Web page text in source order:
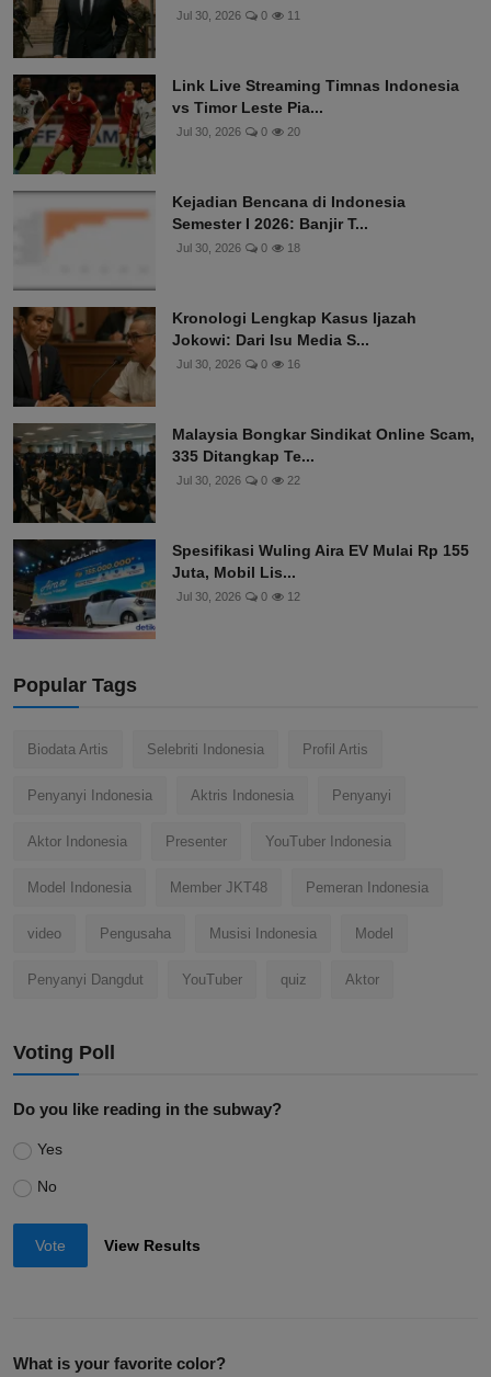
Jul 30, 2026 0 11
Link Live Streaming Timnas Indonesia
vs Timor Leste Pia...
Jul 30, 2026 0 20
Kejadian Bencana di Indonesia
Semester I 2026: Banjir T...
Jul 30, 2026 0 18
Kronologi Lengkap Kasus Ijazah
Jokowi: Dari Isu Media S...
Jul 30, 2026 0 16
Malaysia Bongkar Sindikat Online Scam,
335 Ditangkap Te...
Jul 30, 2026 0 22
Spesifikasi Wuling Aira EV Mulai Rp 155
Juta, Mobil Lis...
Jul 30, 2026 0 12
Popular Tags
Biodata Artis Selebriti Indonesia Profil Artis
Penyanyi Indonesia Aktris Indonesia Penyanyi
Aktor Indonesia Presenter YouTuber Indonesia
Model Indonesia Member JKT48 Pemeran Indonesia
video Pengusaha Musisi Indonesia Model
Penyanyi Dangdut YouTuber quiz Aktor
Voting Poll
Do you like reading in the subway?
Yes
No
Vote View Results
What is your favorite color?